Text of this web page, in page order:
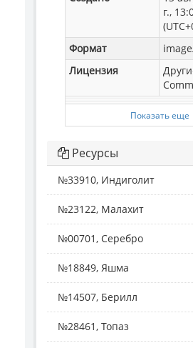
г.,
Формат
Лицензия
Показать еще
Ресурсы
№33910, Индиголит
№23122, Малахит
№00701, Серебро
№18849, Яшма
№14507, Берилл
№28461, Топаз